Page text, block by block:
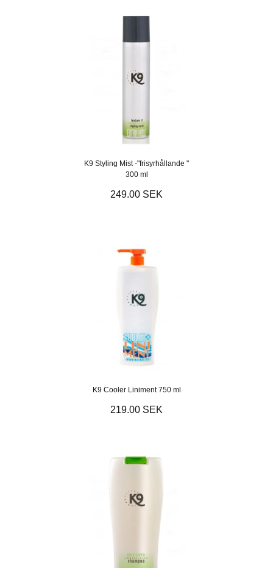
K9 Styling Mist -"frisyrhållande "
300 ml
249.00 SEK
K9 Cooler Liniment 750 ml
219.00 SEK